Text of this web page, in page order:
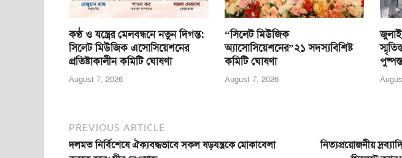
কণ্ঠ ও যন্ত্রের মেলবন্ধনে নতুন দিগন্ত:
সিলেট মিউজিক এসোসিয়েশনের
প্রতিষ্টাকালীন কমিটি ঘোষণা
August 7, 2026
“সিলেট মিউজিক
অ্যাসোসিয়েশনের”২১ সদস্যবিশিষ্ট
কমিটি ঘোষণা
August 7, 2026
PREVIOUS ARTICLE
দলমত নির্বিশেষে ঐক্যবদ্ধভাবে সকল ষড়যন্ত্রকে মোকাবেলা
নিত্যপ্রয়োজনীয়